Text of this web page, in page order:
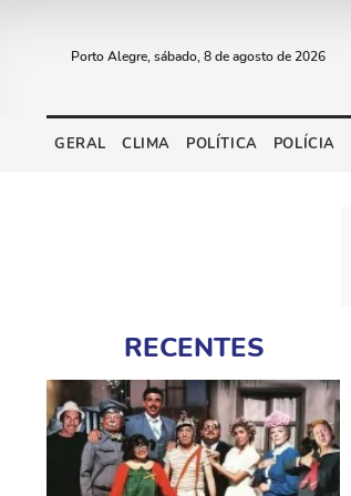
Porto Alegre, sábado, 8 de agosto de 2026
GERAL CLIMA POLÍTICA POLÍCIA
RECENTES